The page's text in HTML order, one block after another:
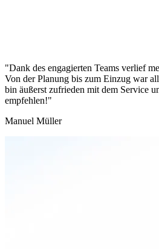
"Dank des engagierten Teams verlief
Von der Planung bis zum Einzug war
bin äußerst zufrieden mit dem Service
empfehlen!"
Manuel Müller